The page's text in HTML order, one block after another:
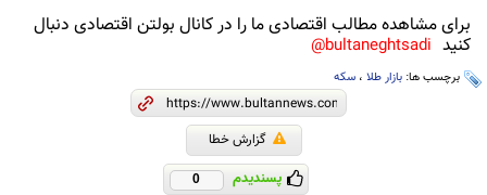
برای مشاهده مطالب اقتصادی ما را در کانال بولتن اقتصادی دنبال
کنید bultaneghtsadi@
برچسب ها: بازار طلا ، سکه
گزارش خطا
پسندیدم 0